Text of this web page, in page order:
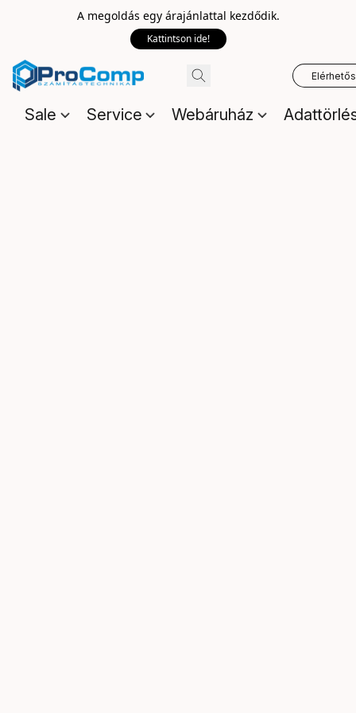
A megoldás egy árajánlattal kezdődik.
Kattintson ide!
Sale Service Webáruház